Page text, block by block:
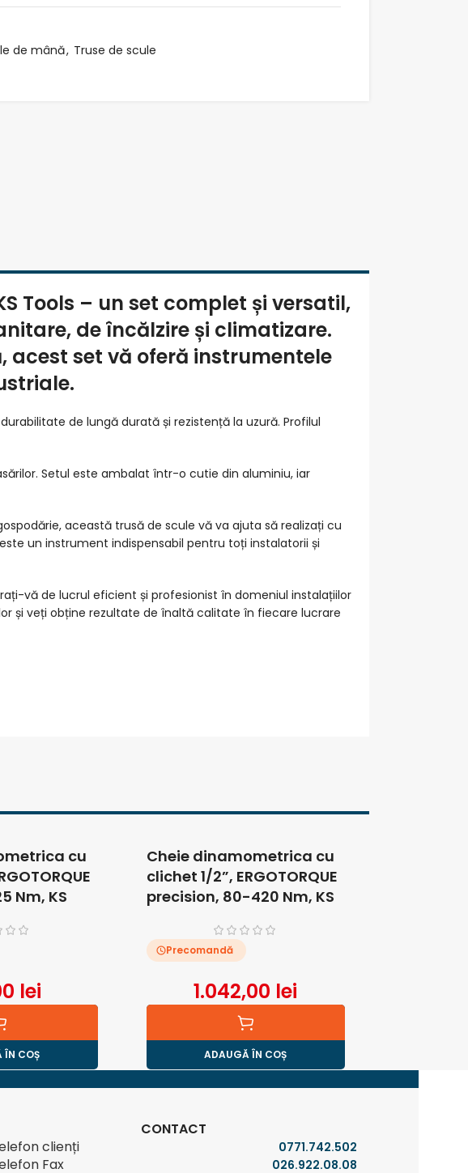
de mână, Truse de scule
Tools – un set complet și versatil,
de încălzire și climatizare.
set vă oferă instrumentele
de lungă durată și rezistență la uzură. Profilul
Setul este ambalat într-o cutie din aluminiu, iar
această trusă de scule vă va ajuta să realizați cu
un instrument indispensabil pentru toți instalatorii și
vă de lucrul eficient și profesionist în domeniul instalațiilor
și veți obține rezultate de înaltă calitate în fiecare lucrare
cu
Nm, KS
lei
ÎN COȘ
Cheie dinamometrica cu
clichet 1/2”, ERGOTORQUE
precision, 80-420 Nm, KS
Precomandă
1.042,00 lei
ADAUGĂ ÎN COȘ
CONTACT
clienți
0771.742.502
Fax 026.922.08.08